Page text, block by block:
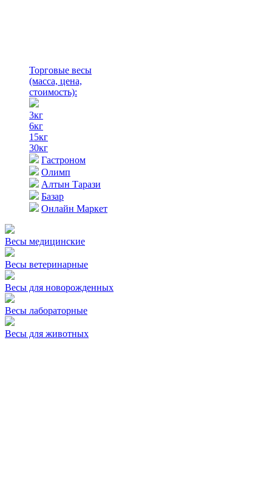
Торговые весы
(масса, цена,
стоимость):
3кг
6кг
15кг
30кг
Гастроном
Олимп
Алтын Тарази
Базар
Онлайн Маркет
Весы медицинские
Весы ветеринарные
Весы для новорожденных
Весы лабораторные
Весы для животных